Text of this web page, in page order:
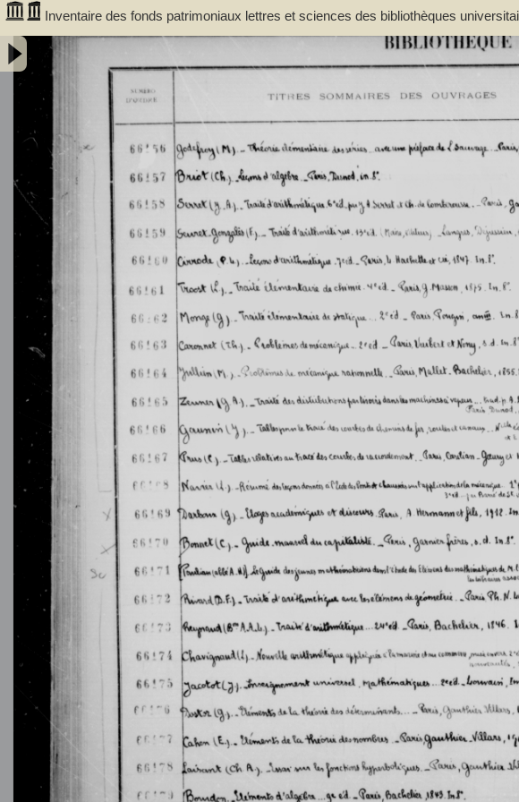
Inventaire des fonds patrimoniaux lettres et sciences des bibliothèques
66156 à FR 67930 - Université de Bordeaux (1441-1970)